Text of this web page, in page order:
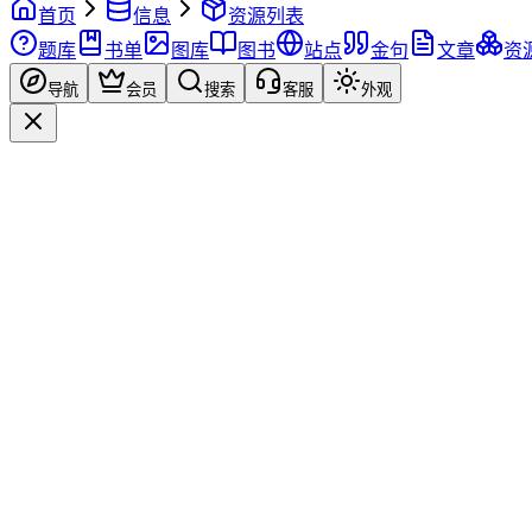
首页 信息
资源列表
题库
书单 图库 图书 站点 金句 文章 资
导航 会员 搜索 客服 外观